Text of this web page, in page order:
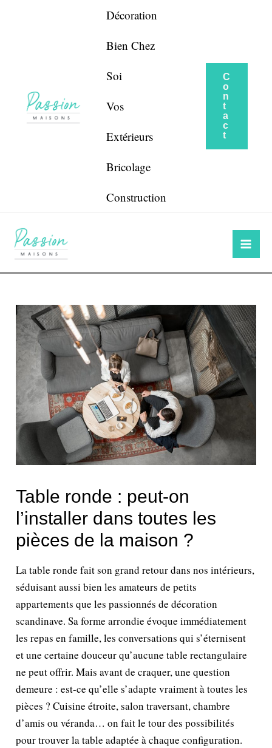
Décoration
Bien Chez
Soi
Vos
Extérieurs
Bricolage
Construction
C
o
n
t
a
c
t
Table ronde : peut-on
l’installer dans toutes les
pièces de la maison ?
La table ronde fait son grand retour dans nos intérieurs,
séduisant aussi bien les amateurs de petits
appartements que les passionnés de décoration
scandinave. Sa forme arrondie évoque immédiatement
les repas en famille, les conversations qui s’éternisent
et une certaine douceur qu’aucune table rectangulaire
ne peut offrir. Mais avant de craquer, une question
demeure : est-ce qu’elle s’adapte vraiment à toutes les
pièces ? Cuisine étroite, salon traversant, chambre
d’amis ou véranda… on fait le tour des possibilités
pour trouver la table adaptée à chaque configuration.